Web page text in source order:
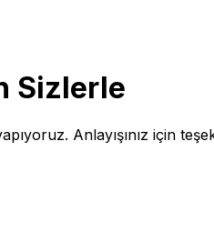
Sizlerle
Anlayışınız için